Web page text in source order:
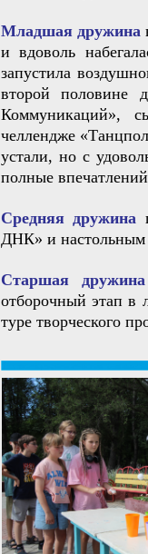
Младшая дружина
и вдоволь
запустила
второй половине
Коммуникаций»,
челлендже
устали, но с
полные
Средняя дружина
ДНК» и настольным
Старшая дружина
отборочный этап в
туре творческого